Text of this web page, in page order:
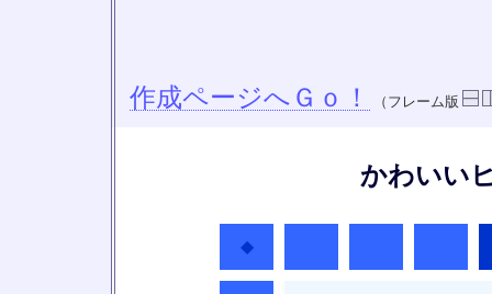
作成ページへＧｏ！ （フレーム版
かわいい
◆